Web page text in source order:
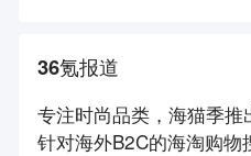
36氪报道
专注时尚品类，海猫季推
针对海外B2C的海淘购物